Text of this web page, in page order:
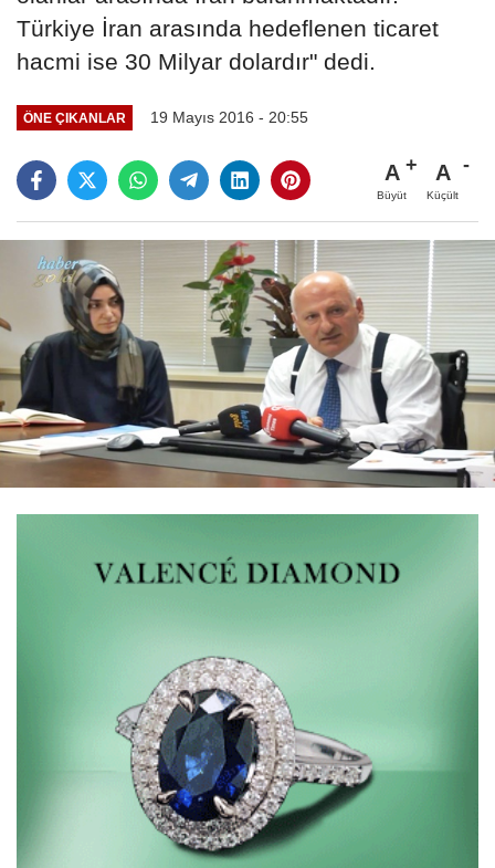
Türkiye İran arasında hedeflenen ticaret
hacmi ise 30 Milyar dolardır" dedi.
ÖNE ÇIKANLAR 19 Mayıs 2016 - 20:55
A
Büyüt
A
Küçült